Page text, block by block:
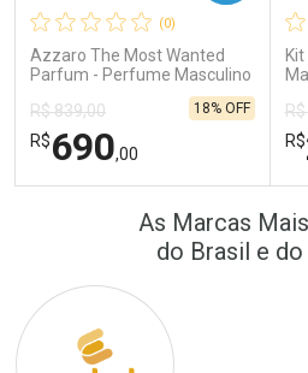
Comprar sem Desconto
Por R$ 389,90/cada
Comprar sem Desconto
Por R$ 389,90/cada
(0)
Azzaro The Most Wanted
Parfum - Perfume Masculino
R$ 839,00
R$690,00
18% OFF
FECHAR
FECHAR
Por Menos
R$
As Marcas
do Brasil e